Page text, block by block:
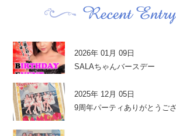
2026年 01月 09日
SALAちゃんバースデー
2025年 12月 05日
9周年パーティありがとうご